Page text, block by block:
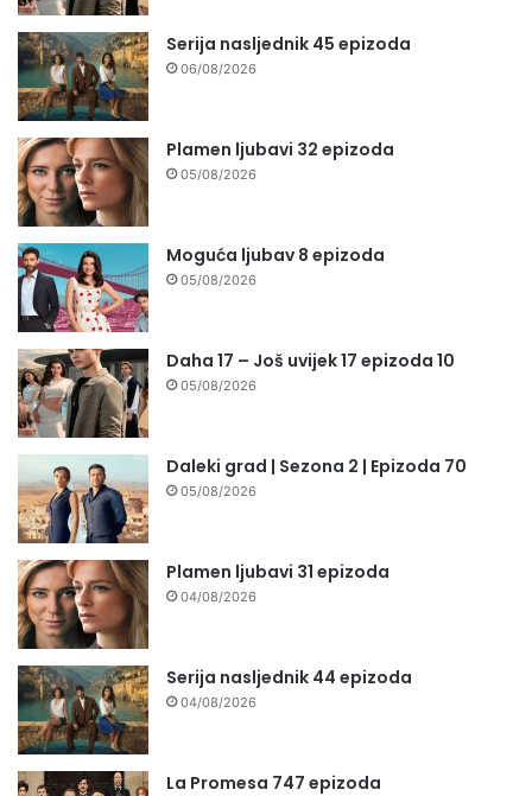
Serija nasljednik 45 epizoda
06/08/2026
Plamen ljubavi 32 epizoda
05/08/2026
Moguća ljubav 8 epizoda
05/08/2026
Daha 17 – Još uvijek 17 epizoda 10
05/08/2026
Daleki grad | Sezona 2 | Epizoda 70
05/08/2026
Plamen ljubavi 31 epizoda
04/08/2026
Serija nasljednik 44 epizoda
04/08/2026
La Promesa 747 epizoda